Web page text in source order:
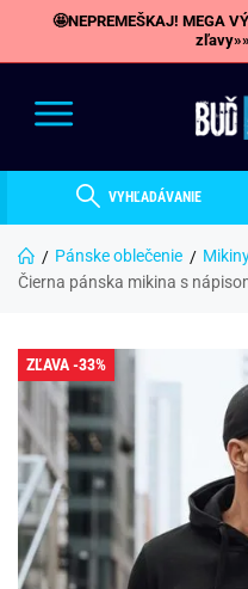
🤩NEPREMEŠKAJ! MEGA
VYHĽADÁVANIE
Pánske oblečenie
Čierna pánska mikina s
ZĽAVA -33%